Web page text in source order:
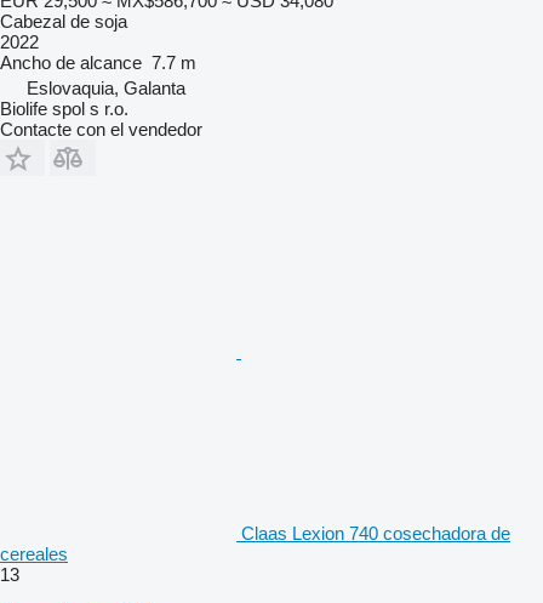
Cabezal de soja
2022
Ancho de alcance 7.7 m
Eslovaquia, Galanta
Biolife spol s r.o.
Contacte con el vendedor
Claas Lexion 740 cosechadora de
cereales
13